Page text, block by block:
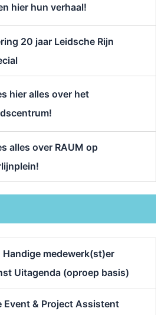
hier hun verhaal!
20 jaar Leidsche Rijn
hier alles over het
alles over RAUM op
Handige medewerk(st)er
Uitagenda (oproep basis)
Event & Project Assistent